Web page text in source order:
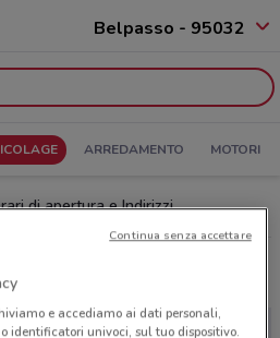
Belpasso - 95032
ARREDAMENTO MOTORI
di apertura e Indirizzi
Alfea
e accediamo ai dati personali,
identificatori univoci, sul tuo dispositivo.
Continua senza accettare